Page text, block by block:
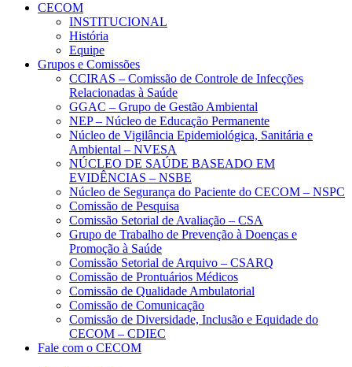
CECOM
INSTITUCIONAL
História
Equipe
Grupos e Comissões
CCIRAS – Comissão de Controle de Infecções
Relacionadas à Saúde
GGAC – Grupo de Gestão Ambiental
NEP – Núcleo de Educação Permanente
Núcleo de Vigilância Epidemiológica, Sanitária e
Ambiental – NVESA
NÚCLEO DE SAÚDE BASEADO EM
EVIDÊNCIAS – NSBE
Núcleo de Segurança do Paciente do CECOM – NSPC
Comissão de Pesquisa
Comissão Setorial de Avaliação – CSA
Grupo de Trabalho de Prevenção à Doenças e
Promoção à Saúde
Comissão Setorial de Arquivo – CSARQ
Comissão de Prontuários Médicos
Comissão de Qualidade Ambulatorial
Comissão de Comunicação
Comissão de Diversidade, Inclusão e Equidade do
CECOM – CDIEC
Fale com o CECOM